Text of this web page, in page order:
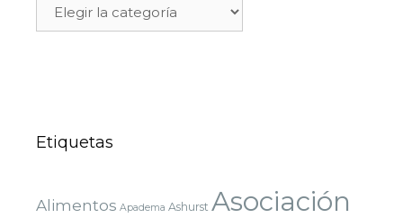
Etiquetas
Alimentos Apadema Ashurst Asociación